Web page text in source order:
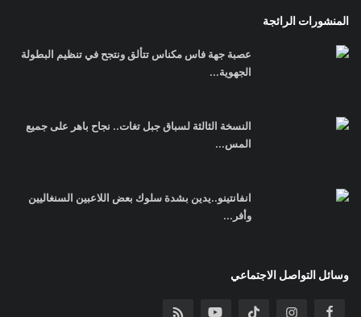
المنشورات الرائجة
عصبة جهة فاس مكناس تتألق ونتجح في تنظيم البطولة
الجهوية...
النسخة الثالثة لسباق جبل تغات.. نجاح باهر على جميع
المس...
انفانتينو..يدين بشدة سلوك بعض اللاعبين السنغاليين
وأفر...
وسائل التواصل الاجتماعي